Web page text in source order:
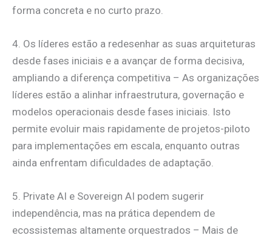
forma concreta e no curto prazo.
4. Os líderes estão a redesenhar as suas arquiteturas
desde fases iniciais e a avançar de forma decisiva,
ampliando a diferença competitiva – As organizações
líderes estão a alinhar infraestrutura, governação e
modelos operacionais desde fases iniciais. Isto
permite evoluir mais rapidamente de projetos-piloto
para implementações em escala, enquanto outras
ainda enfrentam dificuldades de adaptação.
5. Private AI e Sovereign AI podem sugerir
independência, mas na prática dependem de
ecossistemas altamente orquestrados – Mais de